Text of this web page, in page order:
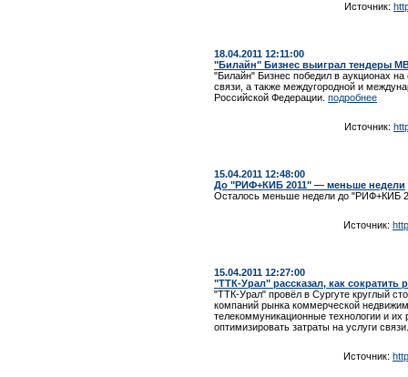
Источник:
18.04.2011 12:11:00
"Билайн" Бизнес выиграл тендеры
"Билайн" Бизнес победил в аукционах
связи, а также междугородной и
Российской Федерации. подробнее
Источник:
15.04.2011 12:48:00
До "РИФ+КИБ 2011" — меньше недели
Осталось меньше недели до "РИФ+КИБ
Источник:
15.04.2011 12:27:00
"ТТК-Урал" рассказал, как сократить
"ТТК-Урал" провёл в Сургуте круглый
компаний рынка коммерческой
телекоммуникационные технологии и их
оптимизировать затраты на услуги
Источник: